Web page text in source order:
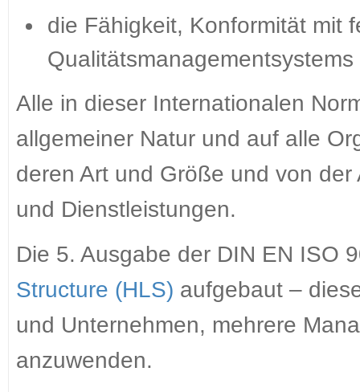
die Fähigkeit, Konformität mit
Alle in dieser Internationalen
allgemeiner Natur und auf alle
deren Art und Größe und von
und Dienstleistungen.
Die 5. Ausgabe der DIN EN ISO
Structure (HLS) aufgebaut –
und Unternehmen, mehrere
anzuwenden.